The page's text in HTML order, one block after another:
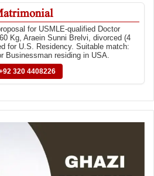
for USMLE-qualified Doctor
Kg, Araein Sunni Brelvi, divorced (4
for U.S. Residency. Suitable match:
Businessman residing in USA.
320 4408226